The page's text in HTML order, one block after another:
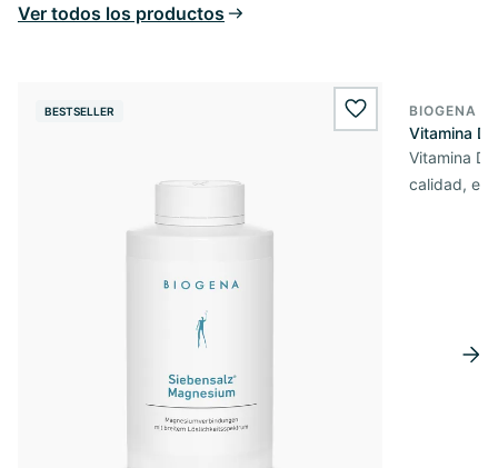
Ver todos los productos
BESTSELLER wishlist.add
BIOGENA
Vitamina
Vitamina
calidad, en